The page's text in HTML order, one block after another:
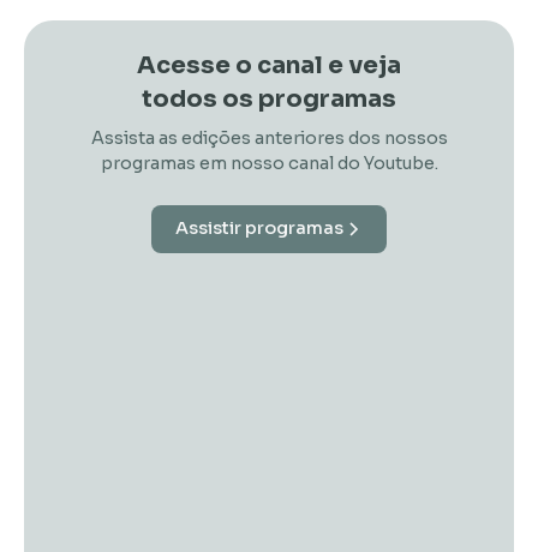
Acesse o canal e veja
todos os programas
Assista as edições anteriores dos nossos
programas em nosso canal do Youtube.
Assistir programas